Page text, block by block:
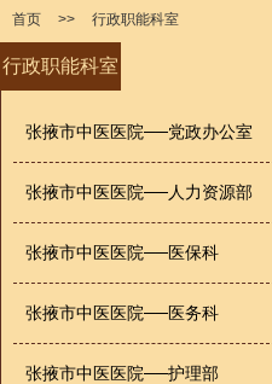
首页 >> 行政职能科室
行政职能科室
张掖市中医医院──党政办公室
张掖市中医医院──人力资源部
张掖市中医医院──医保科
张掖市中医医院──医务科
张掖市中医医院──护理部